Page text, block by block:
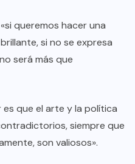
queremos hacer una
si no se expresa
será más que
que el arte y la política
siempre que
son valiosos».